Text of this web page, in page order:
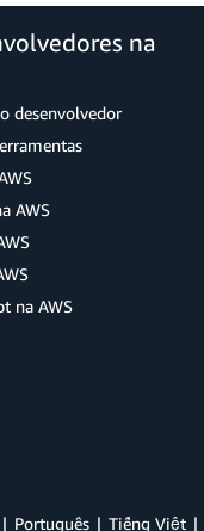
na
desenvolvedor
AWS
na AWS
Português Tiếng Việt